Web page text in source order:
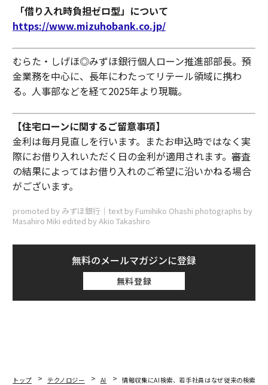
「借り入れ時負担ゼロ型」について
https://www.mizuhobank.co.jp/
むらた・しげほ◎みずほ銀行個人ローン推進部部長。預
金業務を中心に、長年にわたってリテール領域に携わ
る。人事部などを経て2025年より現職。
【住宅ローンに関するご留意事項】
金利は毎月見直しを行います。またお申込時ではなく実
際にお借り入れいただく日の金利が適用されます。審査
の結果によってはお借り入れのご希望に沿いかねる場合
がございます。
promoted by みずほ銀行｜text by Fumihiko Ohashi photographs by
Masahiro Miki edited by Akio Takashiro
無料のメールマガジンに登録
無料登録
トップ テクノロジー AI 情報収集にAI検索、若手社員はなぜ従来の検索よ